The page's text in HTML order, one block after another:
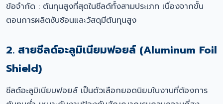
ข้อจำกัด : ต้นทุนสูงที่สุดในชีลด์ทั้งสามประเภท เนื่องจากขั้น
ตอนการผลิตซับซ้อนและวัสดุมีต้นทุนสูง
2. สายชีลด์อะลูมิเนียมฟอยล์ (Aluminum Foil
Shield)
ชีลด์อะลูมิเนียมฟอยล์ เป็นตัวเลือกยอดนิยมในงานที่ต้องการ